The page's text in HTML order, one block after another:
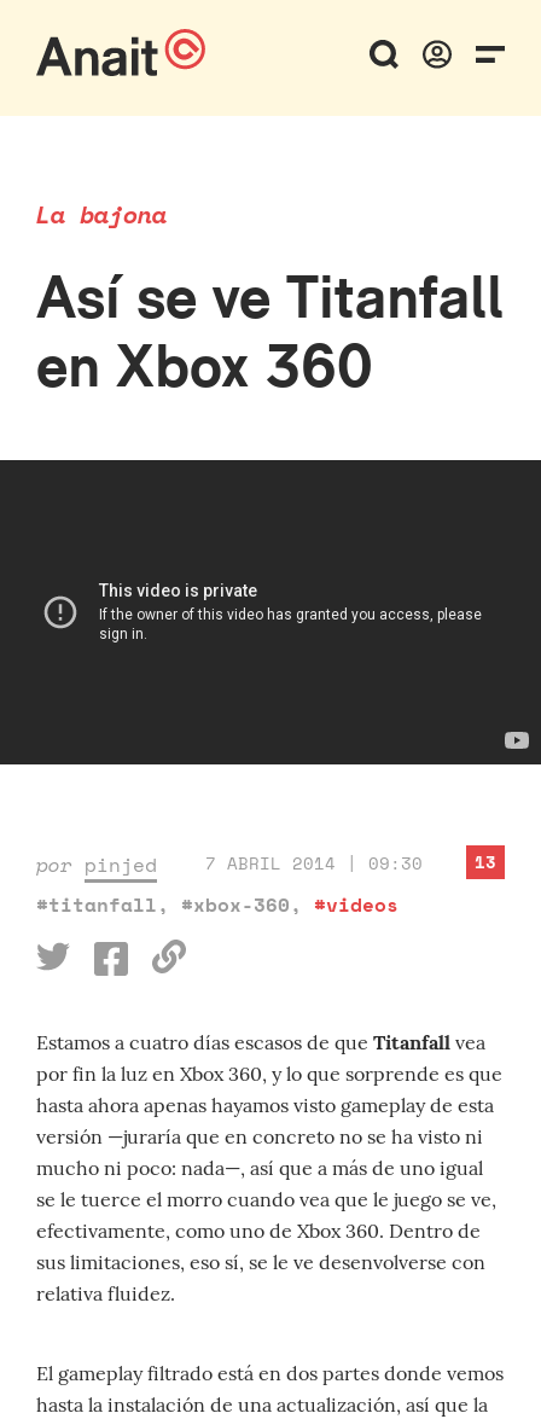
La bajona
Así se ve Titanfall
en Xbox 360
por pinjed 7 ABRIL 2014 | 09:30
#titanfall, #xbox-360, #videos
13
Estamos a cuatro días escasos de que Titanfall vea
por fin la luz en Xbox 360, y lo que sorprende es que
hasta ahora apenas hayamos visto gameplay de esta
versión —juraría que en concreto no se ha visto ni
mucho ni poco: nada—, así que a más de uno igual
se le tuerce el morro cuando vea que le juego se ve,
efectivamente, como uno de Xbox 360. Dentro de
sus limitaciones, eso sí, se le ve desenvolverse con
relativa fluidez.
El gameplay filtrado está en dos partes donde vemos
hasta la instalación de una actualización, así que la